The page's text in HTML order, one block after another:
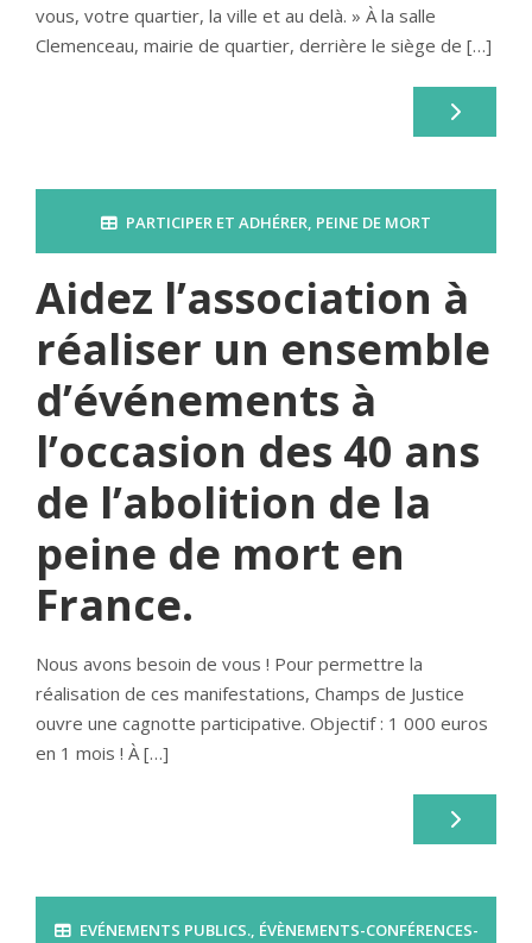
vous, votre quartier, la ville et au delà. » À la salle
Clemenceau, mairie de quartier, derrière le siège de […]
PARTICIPER ET ADHÉRER, PEINE DE MORT
Aidez l’association à
réaliser un ensemble
d’événements à
l’occasion des 40 ans
de l’abolition de la
peine de mort en
France.
Nous avons besoin de vous ! Pour permettre la
réalisation de ces manifestations, Champs de Justice
ouvre une cagnotte participative. Objectif : 1 000 euros
en 1 mois ! À […]
EVÉNEMENTS PUBLICS., ÉVÈNEMENTS-CONFÉRENCES-